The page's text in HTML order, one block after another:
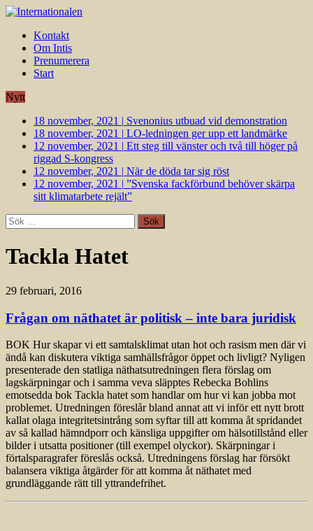
Kontakt
Om Intis
Prenumerera
Start
Nytt
18 november, 2021 | Svenonius utbuad vid demonstration
18 november, 2021 | LO-ledningen ger upp ett landmärke
12 november, 2021 | Ett steg till vänster och två till höger på
riggad S-kongress
12 november, 2021 | När de döda tar sig röst
12 november, 2021 | ”Svenska fackförbund behöver skärpa
sitt klimatarbete rejält”
Sök
efter:
Tackla Hatet
29 februari, 2016
Frågan om näthatet är politisk – inte bara juridisk
BOK Hur skapar vi ett samtalsklimat utan hot och rasism men där vi
ändå kan diskutera viktiga samhällsfrågor öppet och livligt? Nyligen
presenterade den statliga näthatsutredningen flera förslag om
lagskärpningar och i samma veva släpptes Rebecka Bohlins
emotsedda bok Tackla hatet som handlar om hur vi kan jobba mot
problemet. Utredningen föreslår bland annat att vi inför ett nytt brott
kallat olaga integritets­intrång som syftar till att komma åt spridandet
av så kallad hämndporr och känsliga uppgifter om hälsotillstånd eller
bilder i utsatta positioner (till exempel olyckor). Skärpningar i
förtalsparagrafer föreslås också. Utredningens förslag har försökt
balansera viktiga åtgärder för att komma åt näthatet med
grundläggande rätt till yttrandefrihet.